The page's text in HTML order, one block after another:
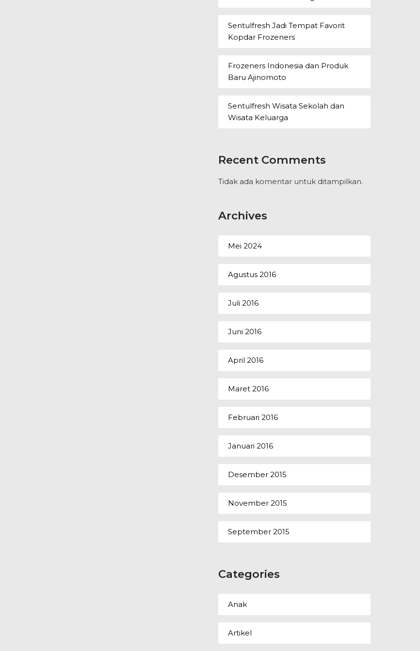
Sentulfresh Jadi Tempat Favorit
Kopdar Frozeners
Frozeners Indonesia dan Produk
Baru Ajinomoto
Sentulfresh Wisata Sekolah dan
Wisata Keluarga
Recent Comments
Tidak ada komentar untuk ditampilkan.
Archives
Mei 2024
Agustus 2016
Juli 2016
Juni 2016
April 2016
Maret 2016
Februari 2016
Januari 2016
Desember 2015
November 2015
September 2015
Categories
Anak
Artikel